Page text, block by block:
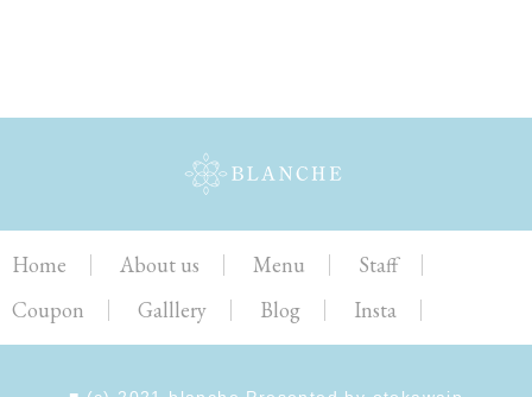
Home About us Menu
Staff
Coupon
Galllery Blog Insta